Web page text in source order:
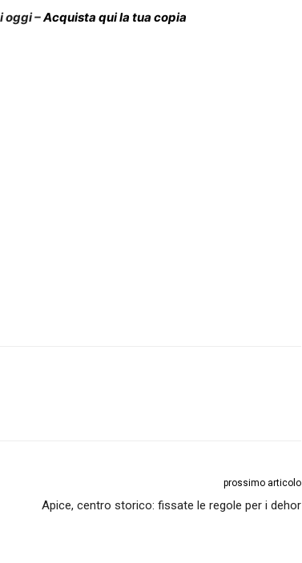
oggi –Acquista qui la tua copia
prossimo articolo
Apice, centro storico: fissate le regole per i dehor